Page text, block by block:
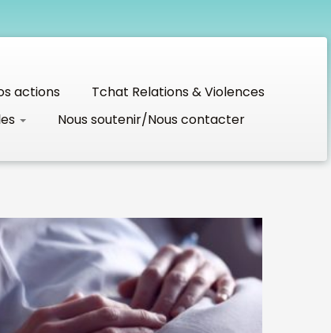
actions
Tchat Relations & Violences
Nous soutenir/Nous contacter